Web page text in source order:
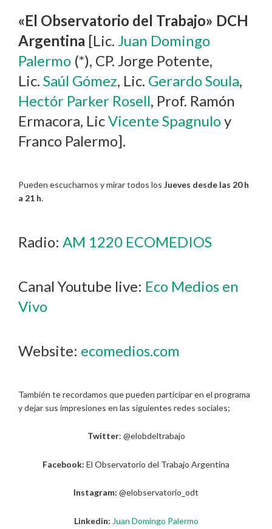
«El Observatorio del Trabajo» DCH
Argentina [Lic. Juan Domingo
Palermo (*), CP. Jorge Potente,
Lic. Saúl Gómez, Lic. Gerardo Soula,
Hectór Parker Rosell, Prof. Ramón
Ermacora, LicVicente Spagnuloy
Franco Palermo].
Pueden escucharnos y mirar todos los Jueves desde las 20 h
a 21 h.
Radio: AM 1220 ECOMEDIOS
Canal Youtube live: Eco Medios en
Vivo
Website: ecomedios.com
También te recordamos que pueden participar en el programa
y dejar sus impresiones en las siguientes redes sociales;
Twitter: @elobdeltrabajo
Facebook: El Observatorio del Trabajo Argentina
Instagram: @elobservatorio_odt
Linkedin: Juan Domingo Palermo